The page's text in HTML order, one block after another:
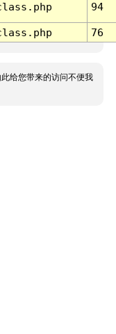
94
76
给您带来的访问不便我